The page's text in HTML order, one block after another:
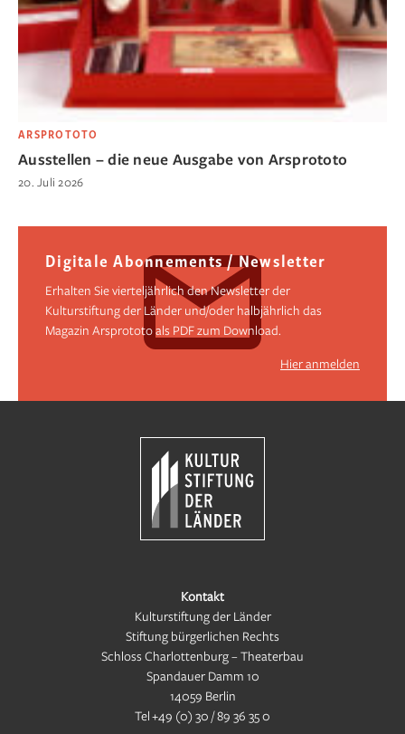
ARSPROTOTO
Ausstellen – die neue Ausgabe von Arsprototo
20. Juli 2026
Digitale Abonnements / Newsletter
Erhalten Sie vierteljährlich den Newsletter der
Kulturstiftung der Länder und/oder halbjährlich das
Magazin Arsprototo als PDF zum Download.
Hier anmelden
Kontakt
Kulturstiftung der Länder
Stiftung bürgerlichen Rechts
Schloss Charlottenburg – Theaterbau
Spandauer Damm 10
14059 Berlin
Tel+49 (0) 30 / 89 36 35 0